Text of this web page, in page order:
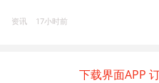
资讯 17小时前
下载界面APP